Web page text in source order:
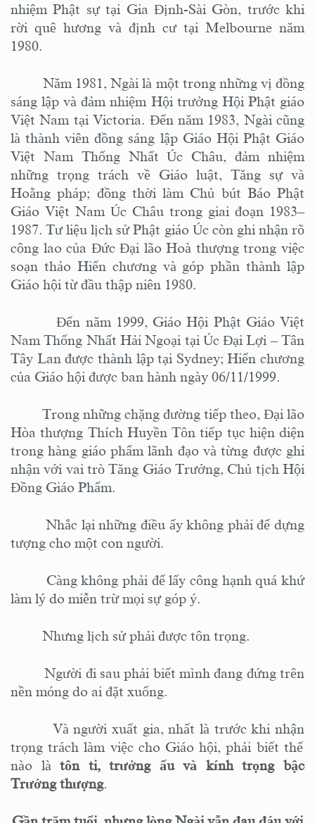
nhiệm Phật sự tại Gia Định-Sài Gòn, trước khi
rời quê hương và định cư tại Melbourne năm
1980.
Năm 1981, Ngài là một trong những vị đồng
sáng lập và đảm nhiệm Hội trưởng Hội Phật giáo
Việt Nam tại Victoria. Đến năm 1983, Ngài cũng
là thành viên đồng sáng lập Giáo Hội Phật Giáo
Việt Nam Thống Nhất Úc Châu, đảm nhiệm
những trọng trách về Giáo luật, Tăng sự và
Hoằng pháp; đồng thời làm Chủ bút Báo Phật
Giáo Việt Nam Úc Châu trong giai đoạn 1983–
1987. Tư liệu lịch sử Phật giáo Úc còn ghi nhận rõ
công lao của ĐứcĐại lão Hoà thượngtrong việc
soạn thảo Hiến chương và góp phần thành lập
Giáo hội từ đầu thập niên 1980.
Đến năm 1999, Giáo Hội Phật Giáo Việt
Nam Thống Nhất Hải Ngoại tại Úc Đại Lợi – Tân
Tây Lan được thành lập tại Sydney; Hiến chương
của Giáo hội được ban hành ngày 06/11/1999.
Trong những chặng đường tiếp theo, Đại lão
Hòa thượng Thích Huyền Tôn tiếp tục hiện diện
trong hàng giáo phẩm lãnh đạo và từng được ghi
nhận với vai trò Tăng Giáo Trưởng, Chủ tịch Hội
Đồng Giáo Phẩm.
Nhắc lại những điều ấy không phải để dựng
tượng cho một con người.
Càng không phải để lấy công hạnh quá khứ
làm lý do miễn trừ mọi sự góp ý.
Nhưng lịch sử phải được tôn trọng.
Người đi sau phải biết mình đang đứng trên
nền móng do ai đặt xuống.
Và người xuất gia, nhất là trước khi nhận
trọng trách làm việc cho Giáo hội, phải biết thế
nào làtôn ti, trưởng ấu và kính trọng bậc
Trưởng thượng.